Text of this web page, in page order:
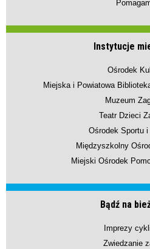
Instytucje
Ośrodek
Miejska i Powiatowa
Muzeum
Teatr Dzieci
Ośrodek Sportu i
Międzyszkolny
Miejski Ośrodek
Bądź na
Imprezy
Zwiedzanie